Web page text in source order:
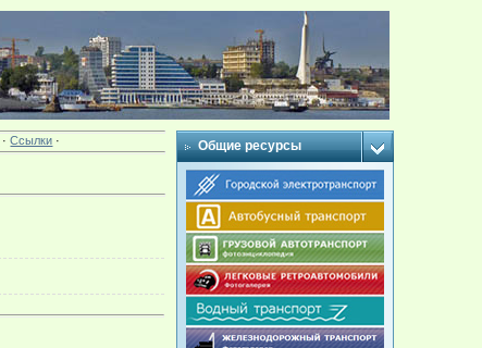
·Ссылки · Общие ресурсы